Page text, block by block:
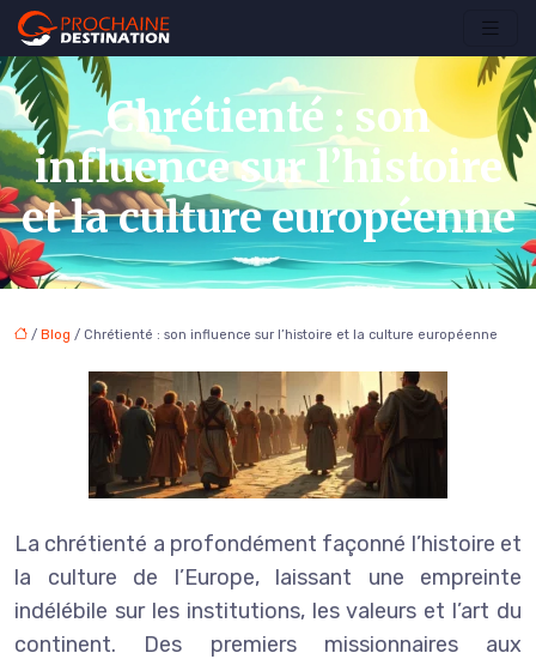
Chrétienté : son
influence sur l’histoire
et la culture européenne
/ Blog / Chrétienté : son influence sur l’histoire et la culture européenne
La chrétienté a profondément façonné l’histoire et
la culture de l’Europe, laissant une empreinte
indélébile sur les institutions, les valeurs et l’art du
continent. Des premiers missionnaires aux